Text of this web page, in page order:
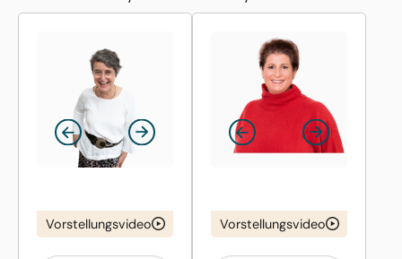
Vorstellungsvideo Vorstellungsvideo